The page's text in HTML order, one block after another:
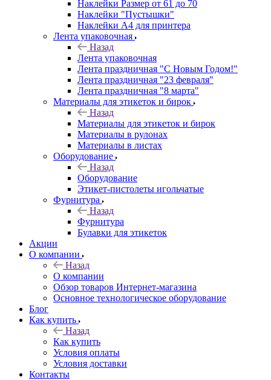
Наклейки Размер от 61 до 70
Наклейки "Пустышки"
Наклейки А4 для принтера
Лента упаковочная
Назад
Лента упаковочная
Лента праздничная "С Новым Годом!"
Лента праздничная "23 февраля"
Лента праздничная "8 марта"
Материалы для этикеток и бирок
Назад
Материалы для этикеток и бирок
Материалы в рулонах
Материалы в листах
Оборудование
Назад
Оборудование
Этикет-пистолеты игольчатые
Фурнитура
Назад
Фурнитура
Булавки для этикеток
Акции
О компании
Назад
О компании
Обзор товаров Интернет-магазина
Основное технологическое оборудование
Блог
Как купить
Назад
Как купить
Условия оплаты
Условия доставки
Контакты